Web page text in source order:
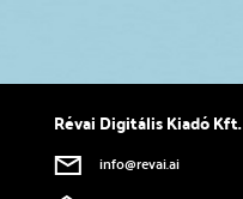
Révai Digitális Kiadó Kft.
info@revai.ai